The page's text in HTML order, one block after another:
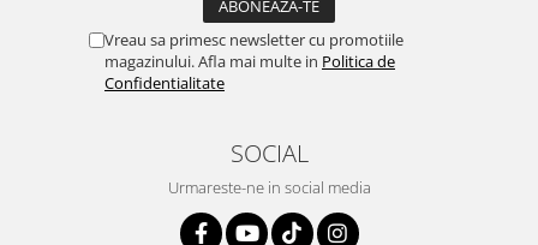
Vreau sa primesc newsletter cu promotiile
magazinului. Afla mai multe in Politica de
Confidentialitate
SOCIAL
Urmareste-ne in social media